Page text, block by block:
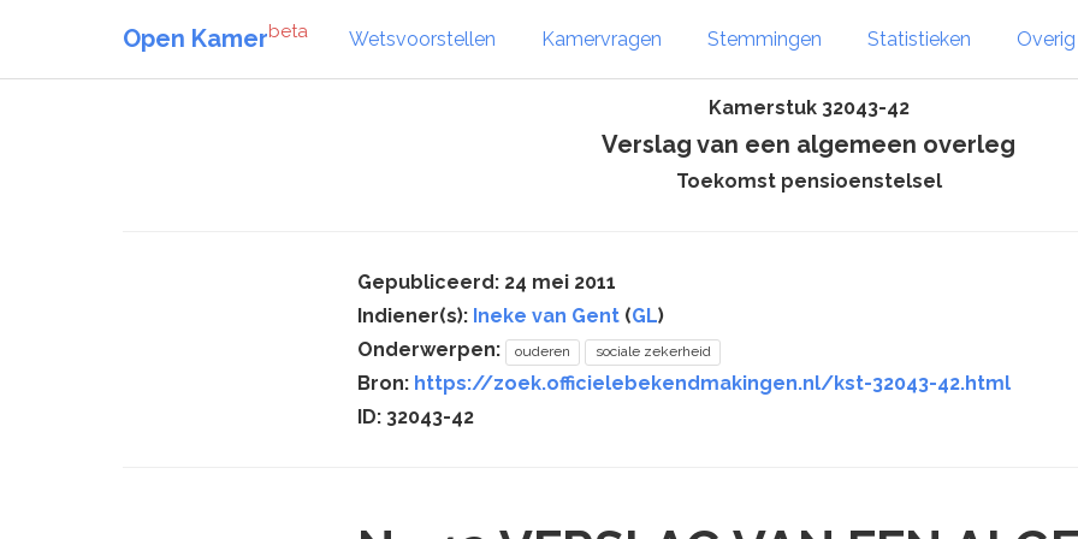
Open Kamerbeta Wetsvoorstellen Kamervragen Stemmingen Statistieken
Kamerstuk 32043-42
Verslag van een algemeen overleg
Toekomst pensioenstelsel
Gepubliceerd: 24 mei 2011
Indiener(s): Ineke van Gent (GL)
Onderwerpen:
ouderen sociale zekerheid
Bron: https://zoek.officielebekendmakingen.nl/kst-32043-42.html
ID: 32043-42